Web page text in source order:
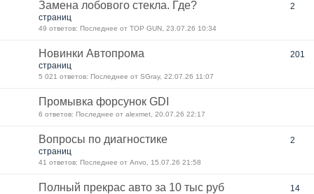
Замена лобового стекла. Где?
2
страниц
49 ответов: Последнее от TOP GUN, 23.07.26 10:34
Новинки Автопрома
201
страниц
5 021 ответов: Последнее от SGray, 22.07.26 11:07
Промывка форсунок GDI
6 ответов: Последнее от alexmet, 20.07.26 22:17
Вопросы по диагностике
2
страниц
41 ответов: Последнее от Anvo, 15.07.26 21:58
Полный прекрас авто за 10 тыс руб
14